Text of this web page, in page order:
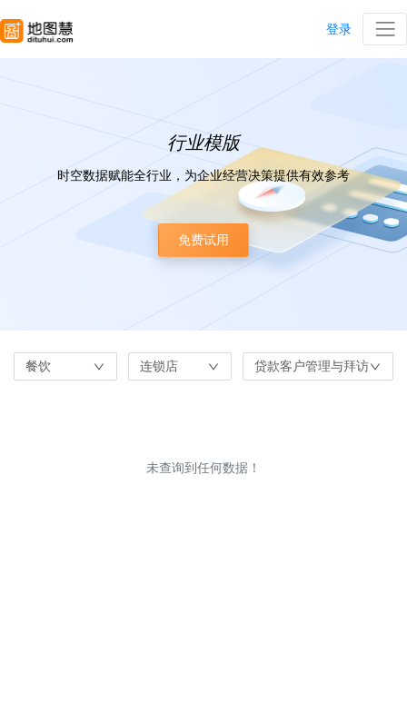
登录
行业模版
时空数据赋能全行业，为企业经营决策提供有效参考
免费试用
餐饮 连锁店 贷款客户管理与拜访
未查询到任何数据！